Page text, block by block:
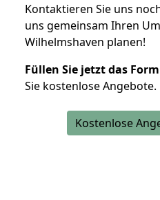
Kontaktieren Sie uns
uns gemeinsam Ihren
Wilhelmshaven planen!
Füllen Sie jetzt das
Sie kostenlose Angebote.
Kostenlose